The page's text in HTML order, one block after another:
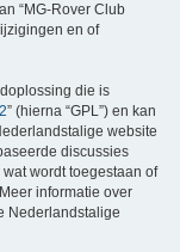
“MG-Rover Club
en of
die is
” (hierna “GPL”) en kan
website
discussies
wordt toegestaan of
informatie over
Nederlandstalige